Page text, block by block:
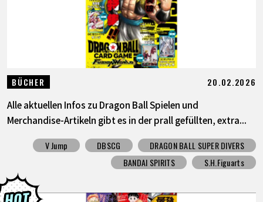
BÜCHER 20.02.2026
Alle aktuellen Infos zu Dragon Ball Spielen und
Merchandise-Artikeln gibt es in der prall gefüllten, extra...
V Jump DBSCG
DRAGON BALL SUPER DIVERS
BANDAI SPIRITS
S.H.Figuarts